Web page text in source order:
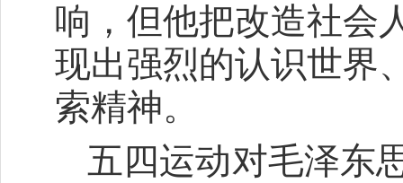
响，但他把改造社会
现出强烈的认识世界
索精神。
五四运动对毛泽东